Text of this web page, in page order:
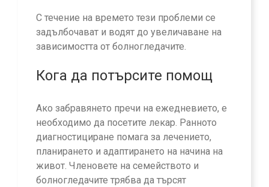
С течение на времето тези проблеми се
задълбочават и водят до увеличаване на
зависимостта от болногледачите.
Кога да потърсите помощ
Ако забравянето пречи на ежедневието, е
необходимо да посетите лекар. Ранното
диагностициране помага за лечението,
планирането и адаптирането на начина на
живот. Членовете на семейството и
болногледачите трябва да търсят